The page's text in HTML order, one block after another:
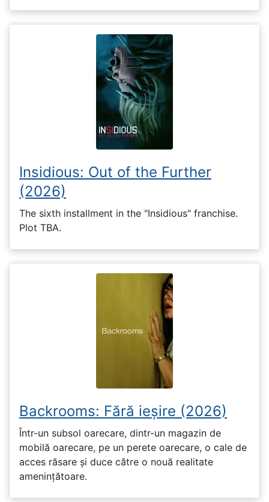
Insidious: Out of the Further
(2026)
The sixth installment in the "Insidious" franchise.
Plot TBA.
Backrooms: Fără ieșire (2026)
Într-un subsol oarecare, dintr-un magazin de
mobilă oarecare, pe un perete oarecare, o cale de
acces răsare și duce către o nouă realitate
amenințătoare.